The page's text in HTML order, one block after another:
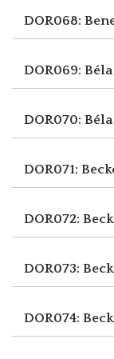
DOR068:
DOR069:
DOR070:
DOR071:
DOR072:
DOR073:
DOR074: